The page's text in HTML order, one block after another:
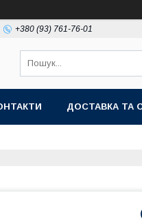
+380 (93) 761-76-01
ДОСТАВКА ТА